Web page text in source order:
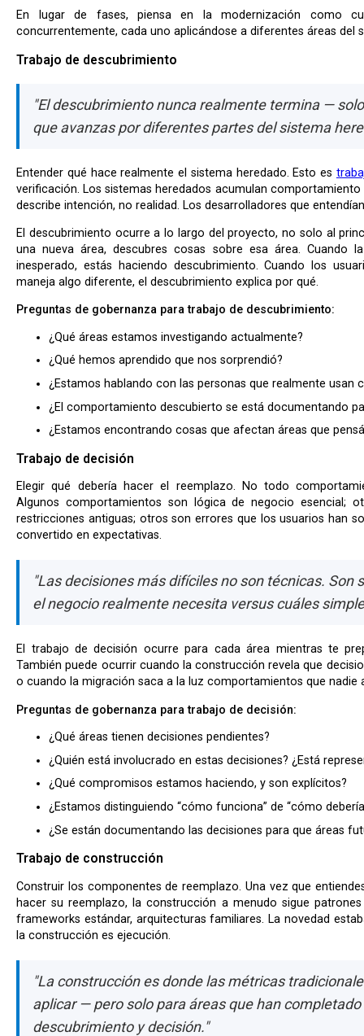
En lugar de fases, piensa en la modernización como cuatro tipos de trabajo ocurriendo
concurrentemente, cada uno aplicándose a diferentes áreas del
Trabajo de descubrimiento
"El descubrimiento nunca realmente termina —
que avanzas por diferentes partes del sistema
Entender qué hace realmente el sistema heredado. Esto es
verificación. Los sistemas heredados acumulan
describe intención, no realidad. Los desarrolladores que
El descubrimiento ocurre a lo largo del proyecto, no solo al principio. Cuando empiezas a trabajar en
una nueva área, descubres cosas sobre esa área. Cuando
inesperado, estás haciendo descubrimiento. Cuando los
maneja algo diferente, el descubrimiento explica por qué.
Preguntas de gobernanza para trabajo de descubrimiento:
¿Qué áreas estamos investigando actualmente?
¿Qué hemos aprendido que nos sorprendió?
¿Estamos hablando con las personas que realmente usan
¿El comportamiento descubierto se está documentando
¿Estamos encontrando cosas que afectan áreas que
Trabajo de decisión
Elegir qué debería hacer el reemplazo. No todo comportamiento heredado merece replicación.
Algunos comportamientos son lógica de negocio esencial;
restricciones antiguas; otros son errores que los usuarios han
convertido en expectativas.
"Las decisiones más difíciles no son técnicas. Son
el negocio realmente necesita versus cuáles
El trabajo de decisión ocurre para cada área mientras te preparas para construir su reemplazo.
También puede ocurrir cuando la construcción revela que
o cuando la migración saca a la luz comportamientos que nadie
Preguntas de gobernanza para trabajo de decisión:
¿Qué áreas tienen decisiones pendientes?
¿Quién está involucrado en estas decisiones? ¿Está
¿Qué compromisos estamos haciendo, y son explícitos?
¿Estamos distinguiendo “cómo funciona” de “cómo
¿Se están documentando las decisiones para que áreas
Trabajo de construcción
Construir los componentes de reemplazo. Una vez que entiendes un área y has decidido qué debería
hacer su reemplazo, la construcción a menudo sigue
frameworks estándar, arquitecturas familiares. La novedad
la construcción es ejecución.
"La construcción es donde las métricas
aplicar — pero solo para áreas que han
descubrimiento y decisión."